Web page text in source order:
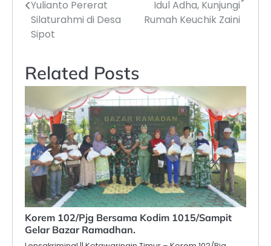
Yulianto Pererat
Silaturahmi di Desa
Sipot
Idul Adha, Kunjungi
Rumah Keuchik Zaini
Related Posts
Korem 102/Pjg Bersama Kodim 1015/Sampit
Gelar Bazar Ramadhan.